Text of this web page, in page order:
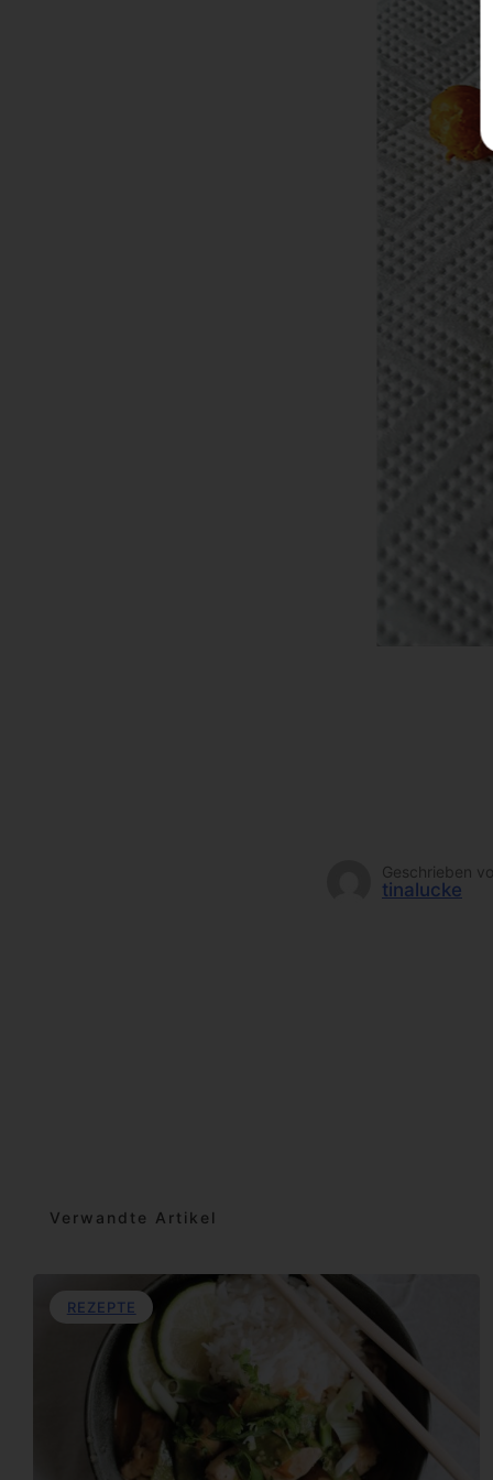
Geschrieben
tinalucke
Verwandte Artikel
REZEPTE